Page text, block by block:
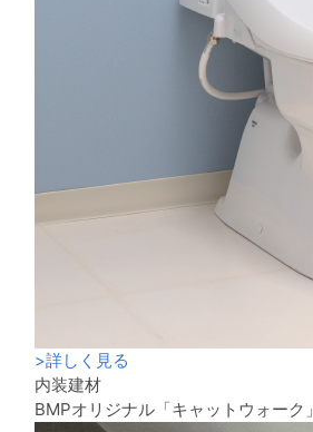
>詳しく見る
内装建材
BMPオリジナル「キャットウォーク」